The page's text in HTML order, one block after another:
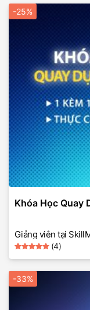
out of 5
based on
customer
-25%
Khóa Học Quay
Giảng viên tại
(dựng video)
5
based on
customer
ratings
(4)
-33%